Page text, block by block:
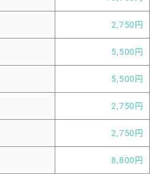
2,750円
5,500円
5,500円
2,750円
2,750円
8,800円